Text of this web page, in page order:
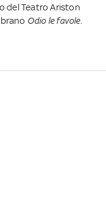
del Teatro Ariston
Odio le favole.